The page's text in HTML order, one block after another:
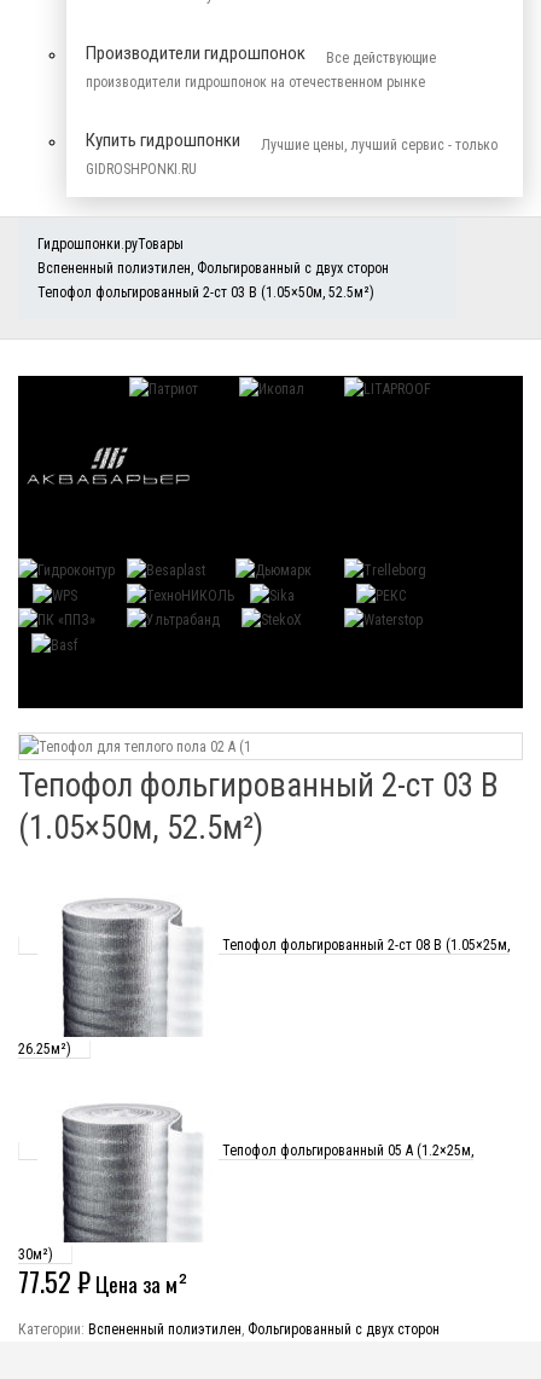
Производители гидрошпонок
Все действующие
производители гидрошпонок на отечественном рынке
Купить гидрошпонки
Лучшие цены, лучший сервис - только
GIDROSHPONKI.RU
Гидрошпонки.руТовары
Вспененный полиэтилен, Фольгированный с двух сторон
Тепофол фольгированный 2-ст 03 В (1.05×50м, 52.5м²)
Тепофол фольгированный 2-ст 03 В
(1.05×50м, 52.5м²)
Тепофол фольгированный 2-ст 08 В (1.05×25м,
26.25м²)
Тепофол фольгированный 05 А (1.2×25м,
30м²)
77.52₽Цена за м²
Категории: Вспененный полиэтилен, Фольгированный с двух сторон